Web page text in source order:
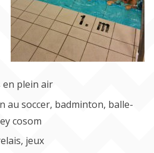
plein air
au soccer, badminton, balle-
cosom
jeux